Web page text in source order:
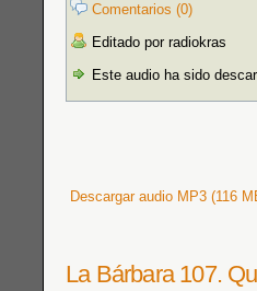
Comentarios (0)
Editado por radiokras
Este audio ha sido
Descargar audio MP3 (116
La Bárbara 107.